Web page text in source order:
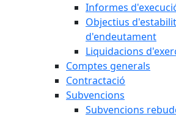
Informes
Objectius
d'endeutament
Liquidacions
Comptes generals
Contractació
Subvencions
Subvencions